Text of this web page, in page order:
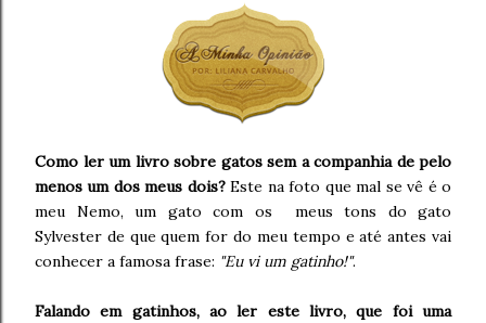
Como ler um livro sobre gatos sem a companhia de pelo
menos um dos meus dois?Este na foto que mal se vê é o
meu Nemo, um gato com os meus tons do gato
Sylvester de que quem for do meu tempo e até antes vai
conhecer a famosa frase: "Eu vi um gatinho!".
Falando em gatinhos, ao ler este livro, que foi uma